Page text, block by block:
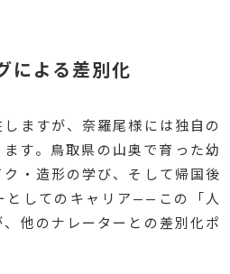
による差別化
ますが、奈羅尾様には独自の
す。鳥取県の山奥で育った幼
・造形の学び、そして帰国後
としてのキャリア——この「人
他のナレーターとの差別化ポ